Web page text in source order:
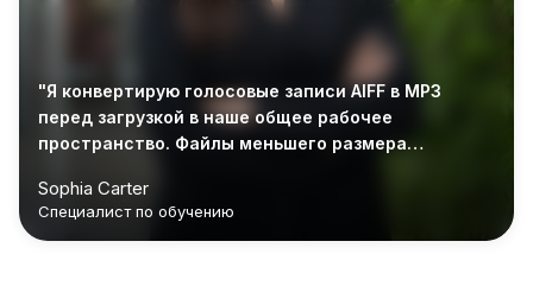
"Я конвертирую голосовые записи AIFF в MP3
перед загрузкой в наше общее рабочее
пространство. Файлы меньшего размера
Sophia Carter
Специалист по обучению